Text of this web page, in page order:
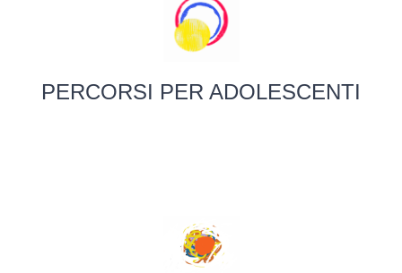
PERCORSI PER ADOLESCENTI